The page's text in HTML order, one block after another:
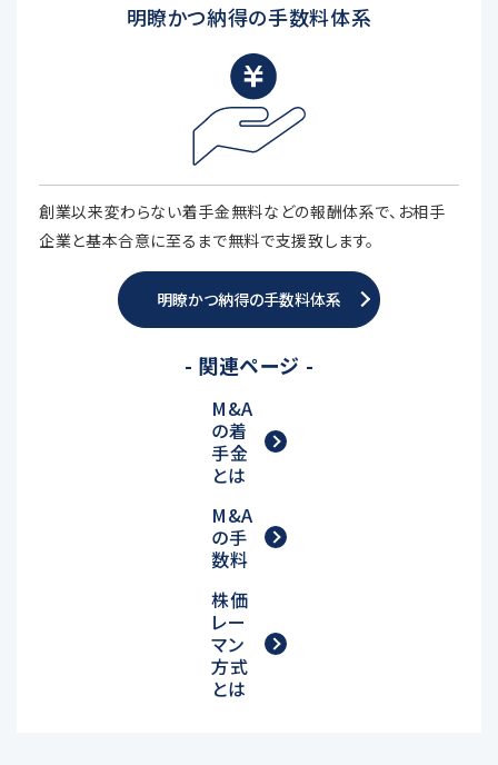
明瞭かつ納得の手数料体系
創業以来変わらない着手金無料などの報酬体系で、お相手
企業と基本合意に至るまで無料で支援致します。
明瞭かつ納得の手数料体系
- 関連ページ -
M&A
の着
手金
とは
M&A
の手
数料
株価
レー
マン
方式
とは